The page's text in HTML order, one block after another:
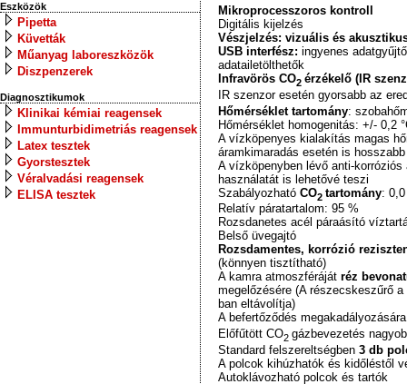
Eszközök
Pipetta
Küvetták
Műanyag laboreszközök
Diszpenzerek
Diagnosztikumok
Klinikai kémiai reagensek
Immunturbidimetriás reagensek
Latex tesztek
Gyorstesztek
Véralvadási reagensek
ELISA tesztek
Mikroprocesszoros kontroll
Digitális kijelzés
Vészjelzés: vizuális és
USB interfész:ingyenes
adatailetölthetők
Infravörös CO2érzékelő (IR
IR szenzor esetén gyorsabb az
Hőmérséklet tartomány:
Hőmérséklet homogenitás: +/- 0,2°
A vízköpenyes kialakítás magas
áramkimaradás esetén is
A vízköpenyben lévő anti-
használatát is lehetővé teszi
SzabályozhatóCO2 tartomány:
Relatív páratartalom: 95 %
Rozsdanetes acél páraásító
Belső üvegajtó
Rozsdamentes, korrózió
(könnyen tisztítható)
A kamra atmoszféráját réz
megelőzésére (A részecskeszűrő
ban eltávolítja)
A befertőződés
Előfűtött CO2gázbevezetés
Standard felszereltségben3 db
A polcok kihúzhatók és kidőléstől
Autoklávozható polcok és tartók